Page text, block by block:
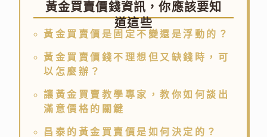
黃金買賣價錢資訊，你應該要知
道這些
黃金買賣價是固定不變還是浮動的？
黃金買賣價錢不理想但又缺錢時，可
以怎麼辦？
讓黃金買賣教學專家，教你如何談出
滿意價格的關鍵
昌泰的黃金買賣價是如何決定的？